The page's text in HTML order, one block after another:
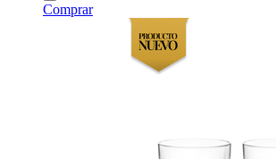
Comprar